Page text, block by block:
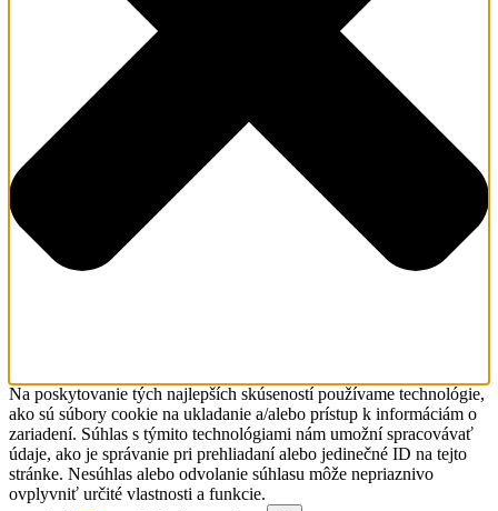
Na poskytovanie tých najlepších skúseností používame technológie,
ako sú súbory cookie na ukladanie a/alebo prístup k informáciám o
zariadení. Súhlas s týmito technológiami nám umožní spracovávať
údaje, ako je správanie pri prehliadaní alebo jedinečné ID na tejto
stránke. Nesúhlas alebo odvolanie súhlasu môže nepriaznivo
ovplyvniť určité vlastnosti a funkcie.